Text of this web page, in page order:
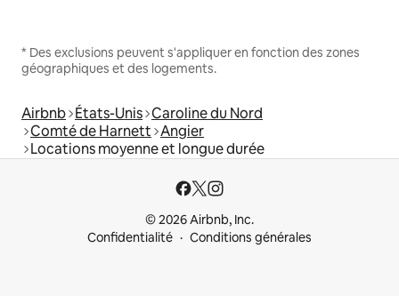
* Des exclusions peuvent s'appliquer en fonction des zones
géographiques et des logements.
Airbnb États-Unis Caroline du Nord
Comté de Harnett Angier
Locations moyenne et longue durée
© 2026 Airbnb, Inc.
Confidentialité
Conditions générales